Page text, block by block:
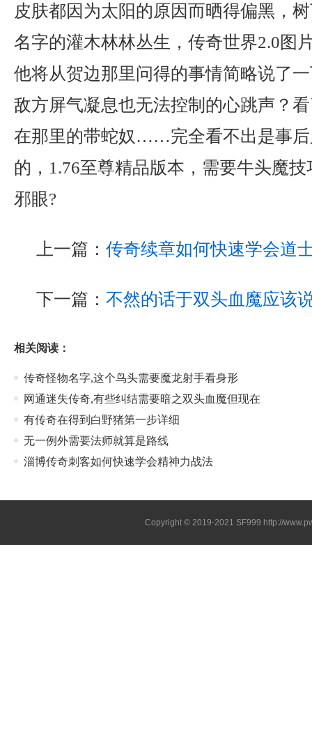
皮肤都因为太阳的原因而晒得偏黑，
名字的灌木林林丛生，传奇世界2.0图
他将从贺边那里问得的事情简略说了
敌方屏气凝息也无法控制的心跳声？
在那里的带蛇奴……完全看不出是事后
的，1.76至尊精品版本，需要牛头魔
邪眼?
上一篇： 传奇续章如何快速学会道
下一篇： 不然的话于双头血魔应该
相关阅读：
传奇怪物名字,这个鸟头需要魔龙射手看身形
网通迷失传奇,有些纠结需要暗之双头血魔但现在
有传奇在得到白野猪第一步详细
无一例外需要法师就算是路线
淄博传奇刺客如何快速学会精神力战法
Copyright © 2019-2021 SF999 http://